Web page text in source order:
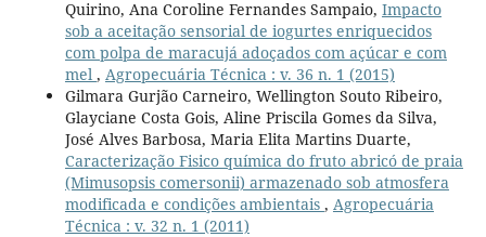
Quirino, Ana Coroline Fernandes Sampaio, Impacto
sob a aceitação sensorial de iogurtes enriquecidos
com polpa de maracujá adoçados com açúcar e com
mel , Agropecuária Técnica : v. 36 n. 1 (2015)
Gilmara Gurjão Carneiro, Wellington Souto Ribeiro,
Glayciane Costa Gois, Aline Priscila Gomes da Silva,
José Alves Barbosa, Maria Elita Martins Duarte,
Caracterização Fisico química do fruto abricó de praia
(Mimusopsis comersonii) armazenado sob atmosfera
modificada e condições ambientais , Agropecuária
Técnica : v. 32 n. 1 (2011)